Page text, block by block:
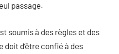
passage.
soumis à des règles et des
d’être confié à des